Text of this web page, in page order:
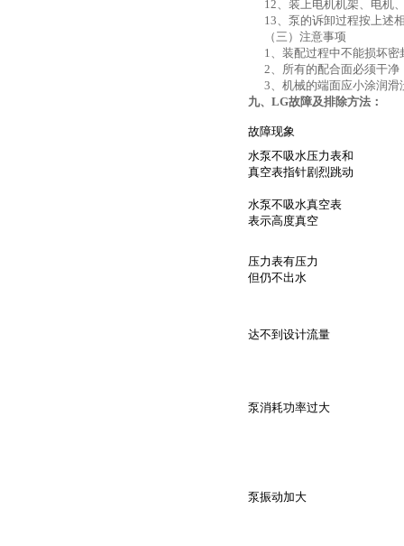
12、装上电机机架、电机
13、泵的诉卸过程按上述
（三）注意事项
1、装配过程中不能损坏密
2、所有的配合面必须干净
3、机械的端面应小涂润滑
九、LG故障及排除方法：
故障现象
水泵不吸水压力表和
真空表指针剧烈跳动
水泵不吸水真空表
表示高度真空
压力表有压力
但仍不出水
达不到设计流量
泵消耗功率过大
泵振动加大